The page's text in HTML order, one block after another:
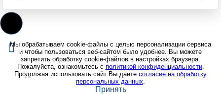
Мы обрабатываем cookie-файлы с целью персонализации сервиса
и чтобы пользоваться веб-сайтом было удобнее. Вы можете
запретить обработку cookie-файлов в настройках браузера.
Пожалуйста, ознакомьтесь с политикой конфиденциальности.
Продолжая использовать сайт Вы даете согласие на обработку
персональных данных.
Принять